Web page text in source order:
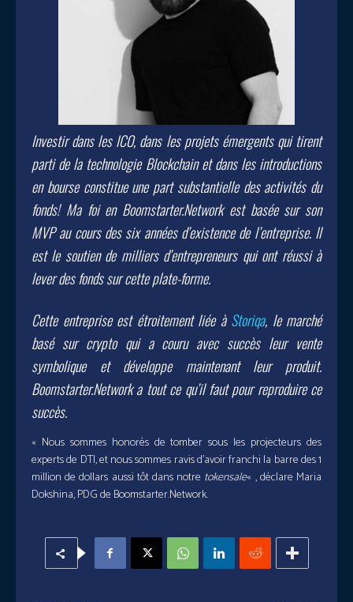
Investir dans les ICO, dans les projets émergents qui tirent
parti de la technologie Blockchain et dans les introductions
en bourse constitue une part substantielle des activités du
fonds! Ma foi en Boomstarter.Network est basée sur son
MVP au cours des six années d’existence de l’entreprise. Il
est le soutien de milliers d’entrepreneurs qui ont réussi à
lever des fonds sur cette plate-forme.
Cette entreprise est étroitement liée à Storiqa, le marché
basé sur crypto qui a couru avec succès leur vente
symbolique et développe maintenant leur produit.
Boomstarter.Network a tout ce qu’il faut pour reproduire ce
succès.
« Nous sommes honorés de tomber sous les projecteurs des
experts de DTI, et nous sommes ravis d’avoir franchi la barre des 1
million de dollars aussi tôt dans notre tokensale« , déclare Maria
Dokshina, PDG de Boomstarter.Network.